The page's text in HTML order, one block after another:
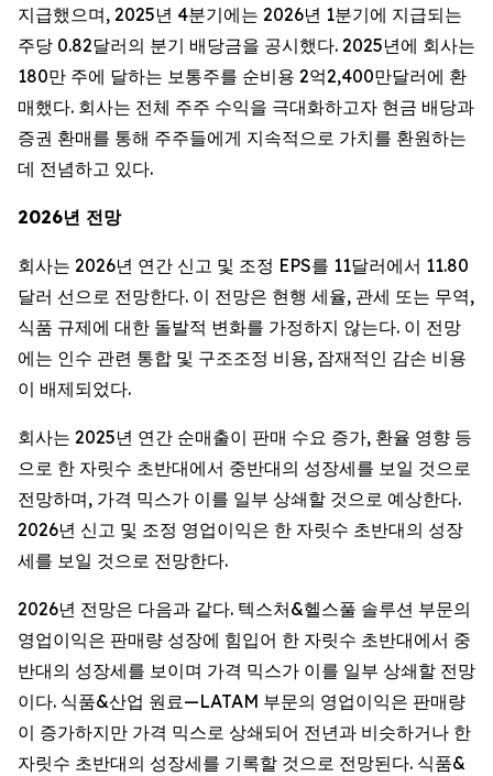
지급했으며, 2025년 4분기에는 2026년 1분기에 지급되는
주당 0.82달러의 분기 배당금을 공시했다. 2025년에 회사는
180만 주에 달하는 보통주를 순비용 2억2,400만달러에 환
매했다. 회사는 전체 주주 수익을 극대화하고자 현금 배당과
증권 환매를 통해 주주들에게 지속적으로 가치를 환원하는
데 전념하고 있다.
2026년 전망
회사는 2026년 연간 신고 및 조정 EPS를 11달러에서 11.80
달러 선으로 전망한다. 이 전망은 현행 세율, 관세 또는 무역,
식품 규제에 대한 돌발적 변화를 가정하지 않는다. 이 전망
에는 인수 관련 통합 및 구조조정 비용, 잠재적인 감손 비용
이 배제되었다.
회사는 2025년 연간 순매출이 판매 수요 증가, 환율 영향 등
으로 한 자릿수 초반대에서 중반대의 성장세를 보일 것으로
전망하며, 가격 믹스가 이를 일부 상쇄할 것으로 예상한다.
2026년 신고 및 조정 영업이익은 한 자릿수 초반대의 성장
세를 보일 것으로 전망한다.
2026년 전망은 다음과 같다. 텍스처&헬스풀 솔루션 부문의
영업이익은 판매량 성장에 힘입어 한 자릿수 초반대에서 중
반대의 성장세를 보이며 가격 믹스가 이를 일부 상쇄할 전망
이다. 식품&산업 원료—LATAM 부문의 영업이익은 판매량
이 증가하지만 가격 믹스로 상쇄되어 전년과 비슷하거나 한
자릿수 초반대의 성장세를 기록할 것으로 전망된다. 식품&